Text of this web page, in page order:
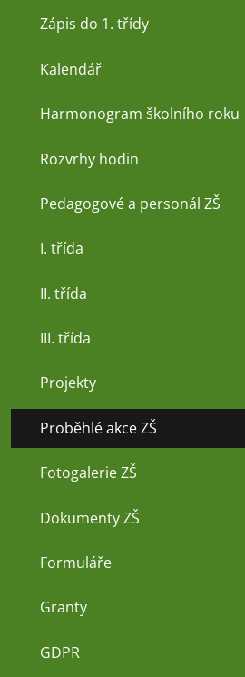
Zápis do 1. třídy
Kalendář
Harmonogram školního roku
Rozvrhy hodin
Pedagogové a personál ZŠ
I. třída
II. třída
III. třída
Projekty
Proběhlé akce ZŠ
Fotogalerie ZŠ
Dokumenty ZŠ
Formuláře
Granty
GDPR